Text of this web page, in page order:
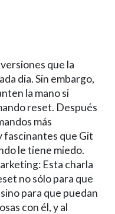
que la
dia. Sin embargo,
la mano si
reset. Después
más
que Git
le tiene miedo.
Esta charla
no sólo para que
para que puedan
con él, y al